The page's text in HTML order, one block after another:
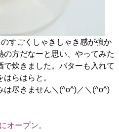
すごくしゃきしゃき感が強か
の方だなーと思い、やってみた
で炊きました。バターも入れて
らはらと。
は尽きません＼(^o^)／＼(^o^)
オープン。